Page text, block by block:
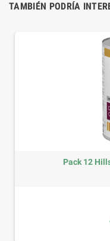
TAMBIÉN PODRÍA
Pack 12